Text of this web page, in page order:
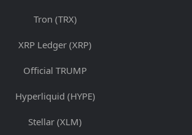
Tron (TRX)
XRP Ledger (XRP)
Official TRUMP
Hyperliquid (HYPE)
Stellar (XLM)